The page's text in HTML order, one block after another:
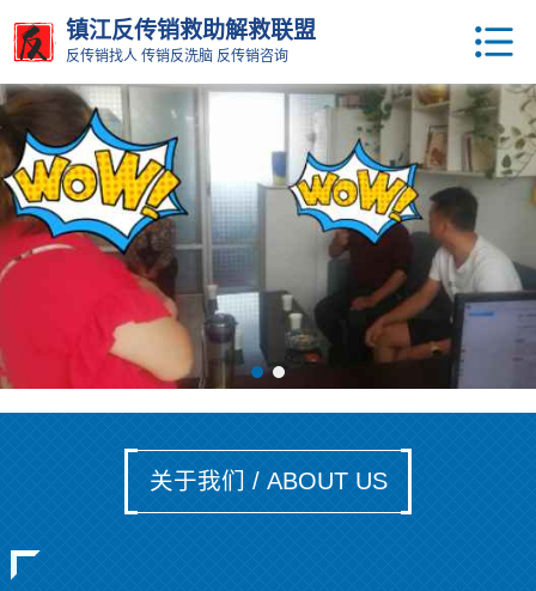
镇江反传销救助解救联盟
反传销找人 传销反洗脑 反传销咨询
关于我们 / ABOUT US